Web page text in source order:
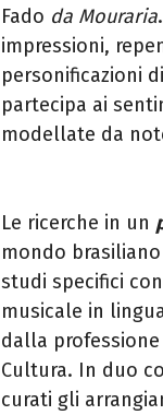
Fado da Mouraria
impressioni,
personificazioni
partecipa ai
modellate da
Le ricerche in un
mondo
studi specifici
musicale in
dalla
Cultura. In duo
curati gli